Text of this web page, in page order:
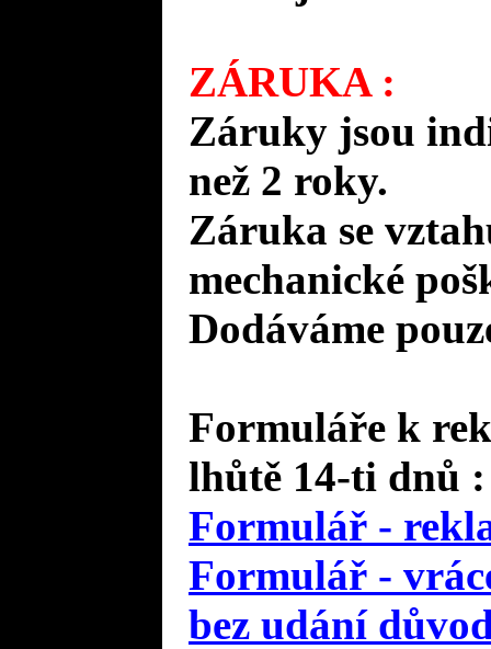
ZÁRUKA :
Záruky jsou
než 2 roky.
Záruka se
mechanické
Dodáváme
Formuláře k
lhůtě 14-ti dnů :
Formulář -
Formulář -
bez udání